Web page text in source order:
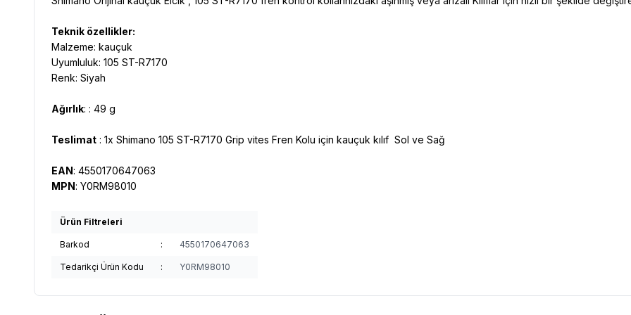
Teknik özellikler:
Malzeme: kauçuk
Uyumluluk: 105 ST-R7170
Renk: Siyah
Ağırlık: : 49 g
Teslimat : 1x Shimano 105 ST-R7170 Grip vites Fren Kolu için kauçuk kılıf Sol ve Sağ
EAN: 4550170647063
MPN: Y0RM98010
Ürün Filtreleri
Barkod : 4550170647063
Tedarikçi Ürün Kodu : Y0RM98010